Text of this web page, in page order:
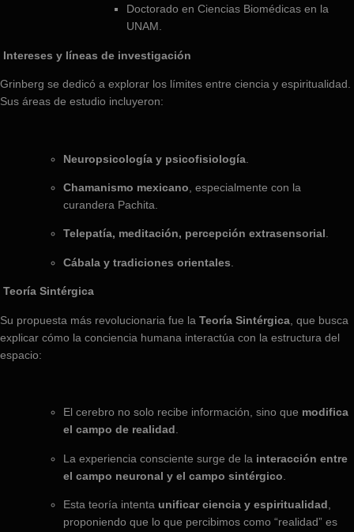
Doctorado en Ciencias Biomédicas en la
UNAM.
Intereses y líneas de investigación
Grinberg se dedicó a explorar los límites entre ciencia y espiritualidad.
Sus áreas de estudio incluyeron:
Neuropsicología y psicofisiología
Chamanismo mexicano , especialmente con la
curandera Pachita.
Telepatía, meditación, percepción extrasensorial.
Cábala y tradiciones orientales
Teoría Sintérgica
Su propuesta más revolucionaria fue la Teoría Sintérgica , que busca
explicar cómo la conciencia humana interactúa con la estructura del
espacio:
El cerebro no solo recibe información, sino que modifica
el campo de realidad.
La experiencia consciente surge de la interacción entre
el campo neuronal y el campo sintérgico
Esta teoría intenta unificar ciencia y espiritualidad,
proponiendo que lo que percibimos como “realidad” es